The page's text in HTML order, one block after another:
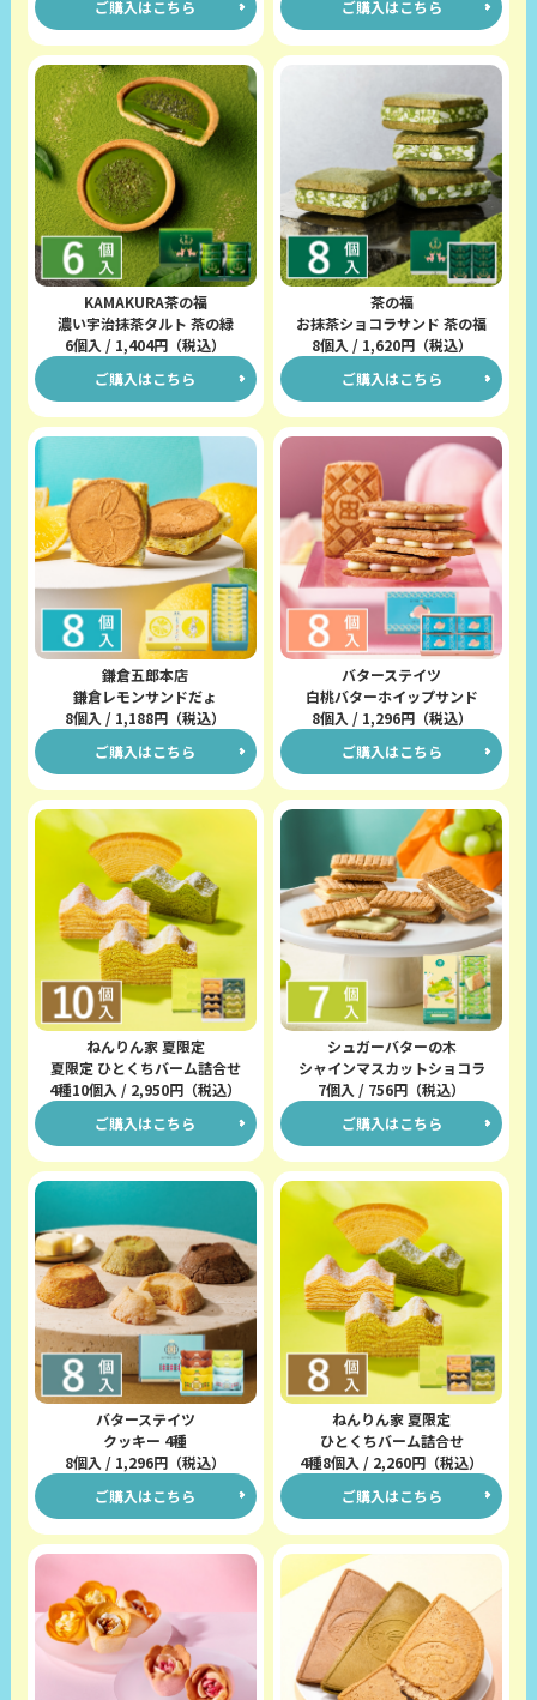
ご購入はこちら
ご購入はこちら
KAMAKURA茶の福
濃い宇治抹茶タルト 茶の緑
6個入 / 1,404円（税込）
ご購入はこちら
茶の福
お抹茶ショコラサンド 茶の福
8個入 / 1,620円（税込）
ご購入はこちら
鎌倉五郎本店
鎌倉レモンサンドだょ
8個入 / 1,188円（税込）
ご購入はこちら
バターステイツ
白桃バターホイップサンド
8個入 / 1,296円（税込）
ご購入はこちら
ねんりん家 夏限定
夏限定 ひとくちバーム詰合せ
4種10個入 / 2,950円（税込）
ご購入はこちら
シュガーバターの木
シャインマスカットショコラ
7個入 / 756円（税込）
ご購入はこちら
バターステイツ
クッキー 4種
8個入 / 1,296円（税込）
ご購入はこちら
ねんりん家 夏限定
ひとくちバーム詰合せ
4種8個入 / 2,260円（税込）
ご購入はこちら